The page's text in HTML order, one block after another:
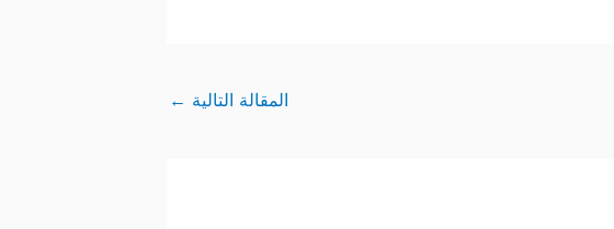
المقالة التالية ←